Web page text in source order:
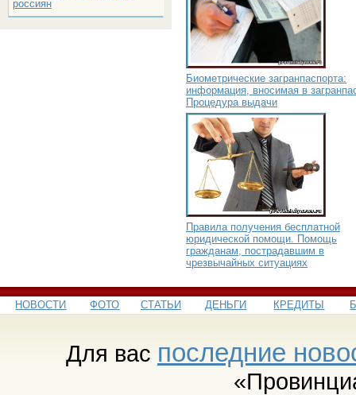
россиян
Биометрические загранпаспорта:
информация, вносимая в
Процедура выдачи
Правила получения бесплатной
юридической помощи. Помощь
гражданам, пострадавшим в
чрезвычайных ситуациях
НОВОСТИ ФОТО СТАТЬИ ДЕНЬГИ КРЕДИТЫ
Для вас последние